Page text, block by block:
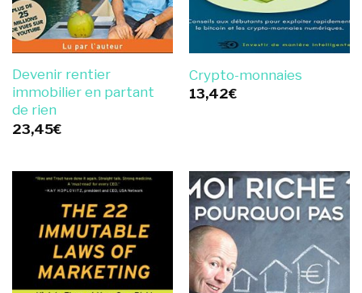
Devenir rentier
immobilier en partant
de rien
23,45€
Crypto-monnaies
13,42€